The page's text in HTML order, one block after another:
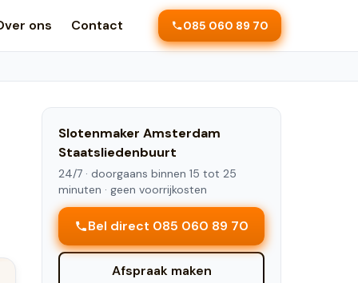
ons Contact 085 060 89 70
Slotenmaker Amsterdam
Staatsliedenbuurt
24/7 · doorgaans binnen 15 tot 25
minuten · geen voorrijkosten
Bel direct 085 060 89 70
Afspraak maken